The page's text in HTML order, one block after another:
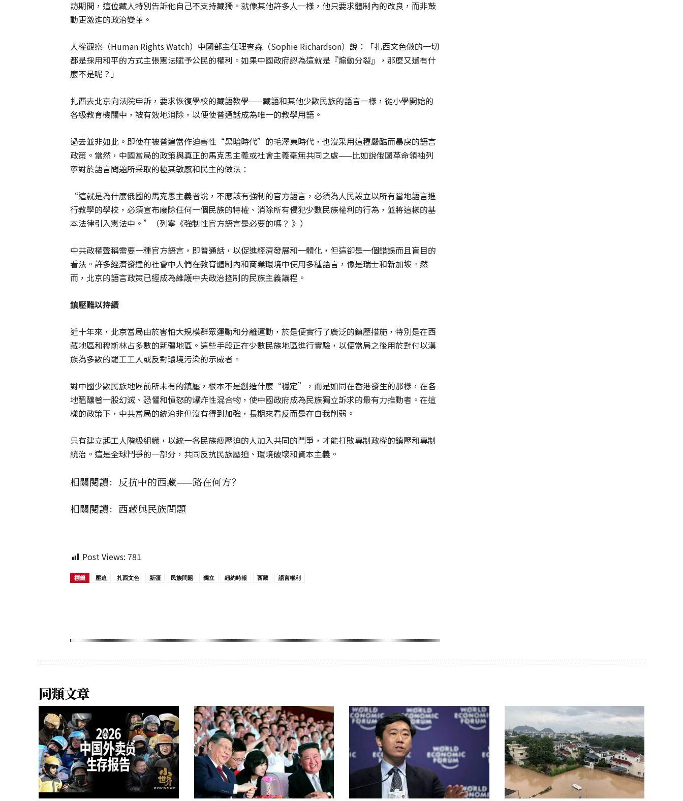
訪期間，這位藏人特別告訴他自己不支持藏獨。就像其他許多人一樣，他只要求體制內的改良，而非鼓
動更激進的政治變革。
人權觀察（Human Rights Watch）中國部主任理查森（Sophie Richardson）說：「扎西文色做的一切
都是採用和平的方式主張憲法賦予公民的權利。如果中國政府認為這就是『煽動分裂』，那麼又還有什
麼不是呢？」
扎西去北京向法院申訴，要求恢復學校的藏語教學——藏語和其他少數民族的語言一樣，從小學開始的
各級教育機關中，被有效地消除，以便使普通話成為唯一的教學用語。
過去並非如此。即使在被普遍當作迫害性“黑暗時代”的毛澤東時代，也沒采用這種嚴酷而暴戾的語言
政策。當然，中國當局的政策與真正的馬克思主義或社會主義毫無共同之處——比如說俄國革命領袖列
寧對於語言問題所采取的極其敏感和民主的做法：
“這就是為什麼俄國的馬克思主義者說，不應該有強制的官方語言，必須為人民設立以所有當地語言進
行教學的學校，必須宣布廢除任何一個民族的特權、消除所有侵犯少數民族權利的行為，並將這樣的基
本法律引入憲法中。”（列寧《強制性官方語言是必要的嗎？ 》）
中共政權聲稱需要一種官方語言，即普通話，以促進經濟發展和一體化，但這卻是一個錯誤而且盲目的
看法。許多經濟發達的社會中人們在教育體制內和商業環境中使用多種語言，像是瑞士和新加坡。然
而，北京的語言政策已經成為維護中央政治控制的民族主義議程。
鎮壓難以持續
近十年來，北京當局由於害怕大規模群眾運動和分離運動，於是便實行了廣泛的鎮壓措施，特別是在西
藏地區和穆斯林占多數的新疆地區。這些手段正在少數民族地區進行實驗，以便當局之後用於對付以漢
族為多數的罷工工人或反對環境污染的示威者。
對中國少數民族地區前所未有的鎮壓，根本不是創造什麼“穩定”，而是如同在香港發生的那樣，在各
地醞釀著一股幻滅、恐懼和憤怒的爆炸性混合物，使中國政府成為民族獨立訴求的最有力推動者。在這
樣的政策下，中共當局的統治非但沒有得到加強，長期來看反而是在自我削弱。
只有建立起工人階級組織，以統一各民族瘦壓迫的人加入共同的鬥爭，才能打敗專制政權的鎮壓和專制
統治。這是全球鬥爭的一部分，共同反抗民族壓迫、環境破壞和資本主義。
相關閱讀：反抗中的西藏——路在何方？
相關閱讀：西藏與民族問題
Post Views: 781
標籤 壓迫 扎西文色 新彊 民族問題 獨立 紐約時報 西藏 語言權利
同類文章